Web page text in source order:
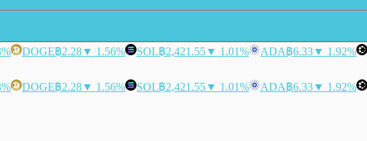
DOGE฿2.28▼ 1.56% SOL฿2,421.55▼ 1.01% ADA฿6.33▼ 1.92%
DOGE฿2.28▼ 1.56% SOL฿2,421.55▼ 1.01% ADA฿6.33▼ 1.92%